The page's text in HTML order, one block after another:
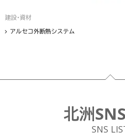
建設・資材
アルセコ外断熱システム
フッター
北洲
SNS